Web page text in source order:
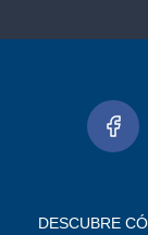
DESCUBRE